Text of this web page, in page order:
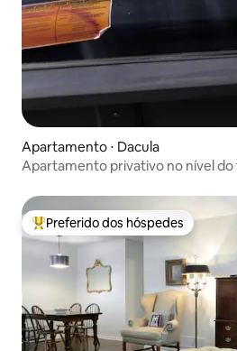
Apartamento ⋅ Dacula
Apartamento privativo no nível
Entre os melhores preferidos dos
Preferido dos hóspedes